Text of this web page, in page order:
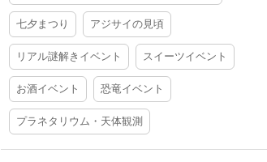
七夕まつり アジサイの見頃
リアル謎解きイベント スイーツイベント
お酒イベント 恐竜イベント
プラネタリウム・天体観測